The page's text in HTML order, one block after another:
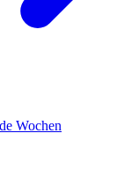
Wochen